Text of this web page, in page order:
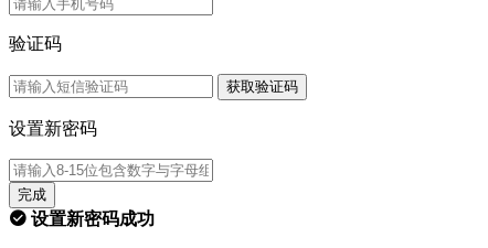
验证码
获取验证码
设置新密码
完成
设置新密码成功